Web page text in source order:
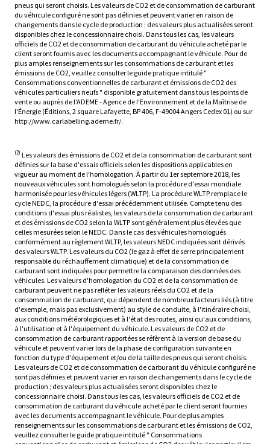
pneus qui seront choisis. Les valeurs de CO2 et de consommation de carburant
du véhicule configuré ne sont pas définies et peuvent varier en raison de
changements dans le cycle de production ; des valeurs plus actualisées seront
disponibles chez le concessionnaire choisi. Dans tous les cas, les valeurs
officiels de CO2 et de consommation de carburant du véhicule acheté par le
client seront fournis avec les documents accompagnant le véhicule. Pour de
plus amples renseignements sur les consommations de carburant et les
émissions de CO2, veuillez consulter le guide pratique intitulé "
Consommations conventionnelles de carburant et émissions de CO2 des
véhicules particuliers neufs " disponible gratuitement dans tous les points de
vente ou auprès de l'ADEME - Agence de l'Environnement et de la Maîtrise de
l'Énergie (Éditions, 2 square Lafayette, BP 406, F-49004 Angers Cedex 01) ou sur
http://www.carlabelling.ademe.fr/.
(2) Les valeurs des émissions de CO2 et de la consommation de carburant sont
définies sur la base d'essais officiels selon les dispositions applicables en
vigueur au moment de l'homologation. À partir du 1er septembre 2018, les
nouveaux véhicules sont homologués selon la procédure d'essai mondiale
harmonisée pour les véhicules légers (WLTP). La procédure WLTP remplace le
cycle NEDC, la procédure d'essai précédemment utilisée. Compte tenu des
conditions d'essai plus réalistes, les valeurs de la consommation de carburant
et des émissions de CO2 selon la WLTP sont généralement plus élevées que
celles mesurées selon le NEDC. Dans le cas des véhicules homologués
conformément au règlement WLTP, les valeurs NEDC indiquées sont dérivés
des valeurs WLTP. Les valeurs du CO2 (le gaz à effet de serre principalement
responsable du réchauffement climatique) et de la consommation de
carburant sont indiquées pour permettre la comparaison des données des
véhicules. Les valeurs d'homologation du CO2 et de la consommation de
carburant peuvent ne pas refléter les valeurs réels du CO2 et de la
consommation de carburant, qui dépendent de nombreux facteurs liés (à titre
d'exemple, mais pas exclusivement) au style de conduite, à l'itinéraire choisi,
aux conditions météorologiques et à l'état des routes, ainsi qu'aux conditions,
à l'utilisation et à l'équipement du véhicule. Les valeurs de CO2 et de
consommation de carburant rapportées se réfèrent à la version de base du
véhicule et peuvent varier lors de la phase de configuration suivante en
fonction du type d'équipement et/ou de la taille des pneus qui seront choisis.
Les valeurs de CO2 et de consommation de carburant du véhicule configuré ne
sont pas définies et peuvent varier en raison de changements dans le cycle de
production ; des valeurs plus actualisées seront disponibles chez le
concessionnaire choisi. Dans tous les cas, les valeurs officiels de CO2 et de
consommation de carburant du véhicule acheté par le client seront fournies
avec les documents accompagnant le véhicule. Pour de plus amples
renseignements sur les consommations de carburant et les émissions de CO2,
veuillez consulter le guide pratique intitulé " Consommations